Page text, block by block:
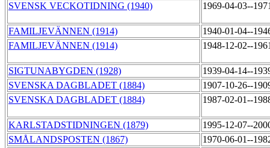
SVENSK VECKOTIDNING (1940)
1969-04-03--
FAMILJEVÄNNEN (1914)
1940-01-04--
FAMILJEVÄNNEN (1914)
1948-12-02--
SIGTUNABYGDEN (1928)
1939-04-14--
SVENSKA DAGBLADET (1884)
1907-10-26--
SVENSKA DAGBLADET (1884)
1987-02-01--
KARLSTADSTIDNINGEN (1879)
1995-12-07--
SMÅLANDSPOSTEN (1867)
1970-06-01--